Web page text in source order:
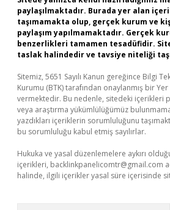
paylaşılmaktadır. Burada yer alan
taşımamakta olup, gerçek kurum ve
paylaşım yapılmamaktadır. Gerçek
benzerlikleri tamamen tesadüfidir.
taslak halindedir ve tavsiye niteliği
Sitemiz, 5651 Sayılı Kanun gereğince Bilgi
Kurumu (BTK) tarafından onaylanmış bir
vermektedir. Bu nedenle, sitedeki içerikleri
veya araştırma yükümlülüğümüz
yazdıkları içeriklerin sorumluluğunu
bu sorumluluğu kabul etmiş sayılırlar.
Hukuka ve yasal düzenlemelere aykırı
içerikleri, backlinkpanelicomtr@gmail.com
halinde, ilgili içerikler yasal süre içerisinde